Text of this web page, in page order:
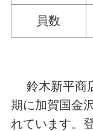
員数
鈴木新平商
期に加賀国金
れています。